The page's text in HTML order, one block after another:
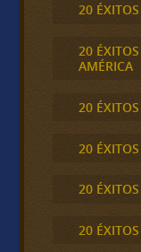
20 ÉXITOS
20
AMÉRICA
20
20
20
20